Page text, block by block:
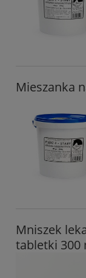
Mieszanka
Mniszek
tabletki 300